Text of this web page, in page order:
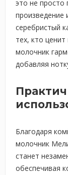
это не просто
произведение
серебристый
тех, кто
молочник
добавляя
Благодаря
молочник
станет
обеспечивая